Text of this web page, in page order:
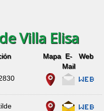
Villa Elisa
Mapa E-
Mail
Web